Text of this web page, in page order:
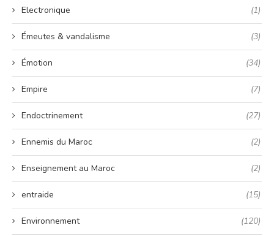
Electronique (1)
Émeutes & vandalisme (3)
Émotion (34)
Empire (7)
Endoctrinement (27)
Ennemis du Maroc (2)
Enseignement au Maroc (2)
entraide (15)
Environnement (120)